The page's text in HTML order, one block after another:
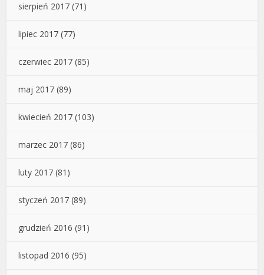
sierpień 2017 (71)
lipiec 2017 (77)
czerwiec 2017 (85)
maj 2017 (89)
kwiecień 2017 (103)
marzec 2017 (86)
luty 2017 (81)
styczeń 2017 (89)
grudzień 2016 (91)
listopad 2016 (95)